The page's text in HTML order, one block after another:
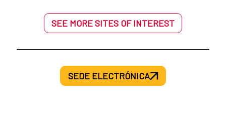
AECID en Palestina
AECID en Senegal
AECID en México
AECID en Nicaragua
SEE MORE SITES OF INTEREST
SEDE ELECTRÓNICA